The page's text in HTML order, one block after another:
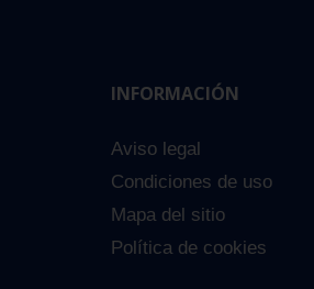
INFORMACIÓN
Aviso legal
Condiciones de uso
Mapa del sitio
Política de cookies